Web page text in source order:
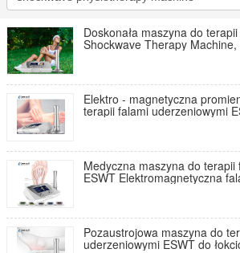
Doskonała maszyna do
Shockwave Therapy
Elektro - magnetyczna
terapii falami uderzeniowymi
Medyczna maszyna do
ESWT Elektromagnetyczna
Pozaustrojowa maszyna do
uderzeniowymi ESWT do